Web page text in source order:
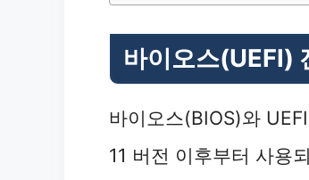
바이오스(UEFI)
바이오스(BIOS)와
11 버전 이후부터 사용